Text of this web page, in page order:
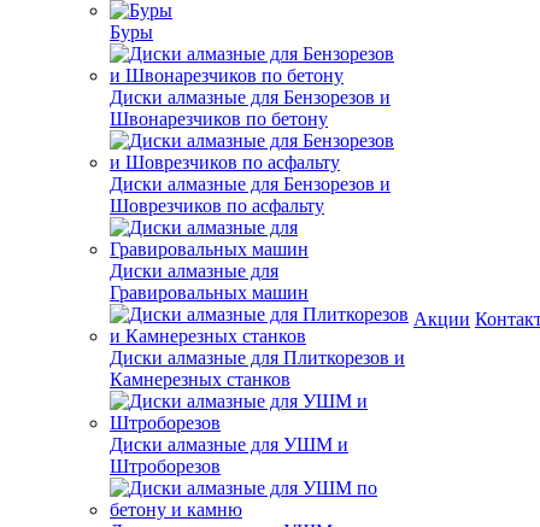
Буры
Диски алмазные для Бензорезов и
Швонарезчиков по бетону
Диски алмазные для Бензорезов и
Шоврезчиков по асфальту
Диски алмазные для
Гравировальных машин
Диски алмазные для Плиткорезов и
Камнерезных станков
Диски алмазные для УШМ и
Штроборезов
Акции